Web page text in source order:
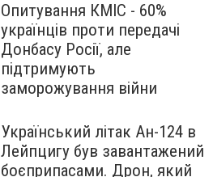
Опитування КМІС - 60%
українців проти передачі
Донбасу Росії, але
підтримують
заморожування війни
Український літак Ан-124 в
Лейпцигу був завантажений
боєприпасами. Дрон, який